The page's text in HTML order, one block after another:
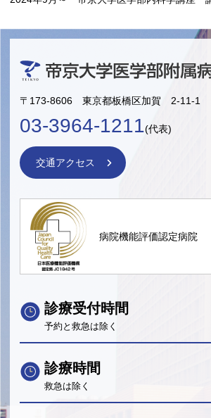
〒173-8606 東京都板橋区加賀 2-11-1
03-3964-1211(代表)
交通アクセス
病院機能評価認定病院
診療受付時間
予約と救急は除く
診療時間
救急は除く